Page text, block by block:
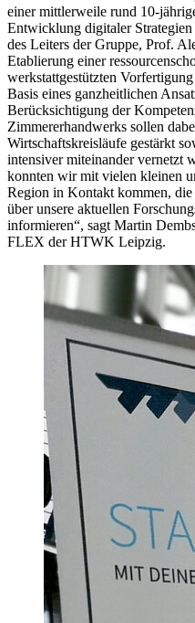
einer mittlerweile rund 10-
Entwicklung digitaler
des Leiters der Gruppe, Prof.
Etablierung einer
werkstattgestützten
Basis eines ganzheitlichen
Berücksichtigung der
Zimmererhandwerks sollen
Wirtschaftskreisläufe gestärkt
intensiver miteinander vernetzt
konnten wir mit vielen kleinen
Region in Kontakt kommen,
über unsere aktuellen
informieren“, sagt Martin
FLEX der HTWK Leipzig.